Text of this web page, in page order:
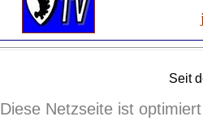
Seit
Diese Netzseite ist